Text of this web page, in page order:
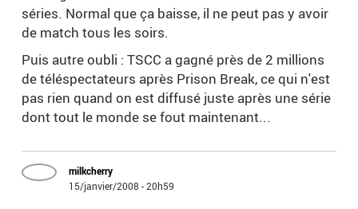
séries. Normal que ça baisse, il ne peut pas y avoir
de match tous les soirs.
Puis autre oubli : TSCC a gagné près de 2 millions
de téléspectateurs après Prison Break, ce qui n'est
pas rien quand on est diffusé juste après une série
dont tout le monde se fout maintenant...
milkcherry
15/janvier/2008 - 20h59